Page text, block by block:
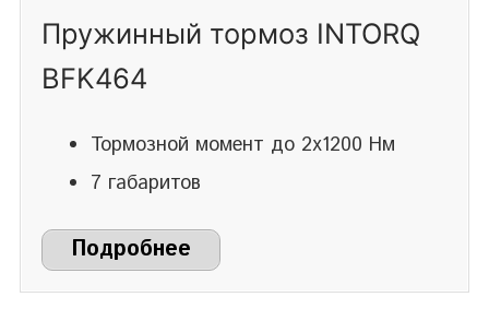
Пружинный тормоз INTORQ
BFK464
Тормозной момент до 2х1200 Нм
7 габаритов
Подробнее